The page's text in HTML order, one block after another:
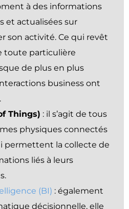
à des informations
et actualisées sur
son activité. Ce qui revêt
toute particulière
de plus en plus
business ont
Things) : il s’agit de tous
physiques connectés
permettent la collecte de
liés à leurs
(BI) : également
décisionnelle, elle